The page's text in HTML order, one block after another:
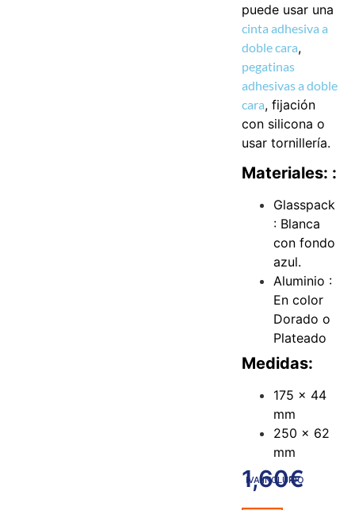
puede usar una
cinta adhesiva a
doble cara,
pegatinas
adhesivas a doble
cara, fijación
con silicona o
usar tornillería.
Materiales: :
Glasspack
: Blanca
con fondo
azul.
Aluminio :
En color
Dorado o
Plateado
Medidas:
175 x 44
mm
250 x 62
mm
1,60€
IVA INCLUIDO